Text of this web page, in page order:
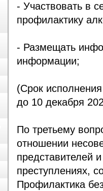
- Участвовать в
профилактику
- Размещать
информации;
(Срок
до 10 декабря
По третьему
отношении
представителей
преступлениях,
Профилактика